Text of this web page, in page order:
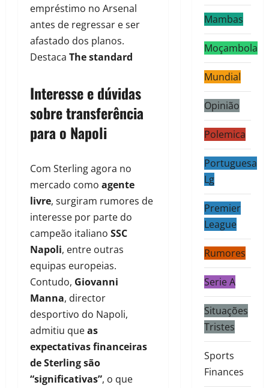
empréstimo no Arsenal
antes de regressar e ser
afastado dos planos.
Destaca The standard
Interesse e dúvidas
sobre transferência
para o Napoli
Com Sterling agora no
mercado como agente
livre, surgiram rumores de
interesse por parte do
campeão italiano SSC
Napoli, entre outras
equipas europeias.
Contudo, Giovanni
Manna, director
desportivo do Napoli,
admitiu queas
expectativas financeiras
de Sterling são
“significativas”, o que
Mambas
Moçambola
Mundial
Opinião
Polemica
Portuguesa
Lg
Premier
League
Rumores
Serie A
Situações
Tristes
Sports
Finances